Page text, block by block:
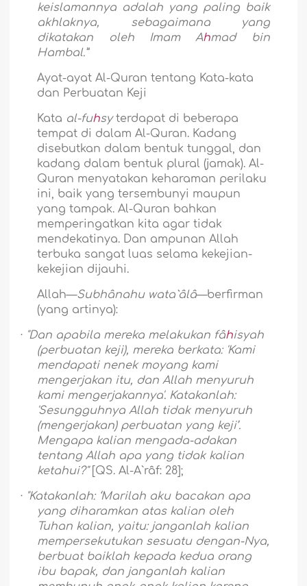
keislamannya adalah yang paling baik
akhlaknya, sebagaimana yang
dikatakan oleh Imam Ahmad bin
Hambal.”
Ayat-ayat Al-Quran tentang Kata-kata
dan Perbuatan Keji
Kata al-fuhsyterdapat di beberapa
tempat di dalam Al-Quran. Kadang
disebutkan dalam bentuk tunggal, dan
kadang dalam bentuk plural (jamak). Al-
Quran menyatakan keharaman perilaku
ini, baik yang tersembunyi maupun
yang tampak. Al-Quran bahkan
memperingatkan kita agar tidak
mendekatinya. Dan ampunan Allah
terbuka sangat luas selama kekejian-
kekejian dijauhi.
Allah—Subhânahu wata`âlâ—berfirman
(yang artinya):
· "Dan apabila mereka melakukan fâhisyah
(perbuatan keji), mereka berkata: 'Kami
mendapati nenek moyang kami
mengerjakan itu, dan Allah menyuruh
kami mengerjakannya'. Katakanlah:
'Sesungguhnya Allah tidak menyuruh
(mengerjakan) perbuatan yang keji’.
Mengapa kalian mengada-adakan
tentang Allah apa yang tidak kalian
ketahui?" [QS. Al-A`râf: 28];
· "Katakanlah: ‘Marilah aku bacakan apa
yang diharamkan atas kalian oleh
Tuhan kalian, yaitu: janganlah kalian
mempersekutukan sesuatu dengan-Nya,
berbuat baiklah kepada kedua orang
ibu bapak, dan janganlah kalian